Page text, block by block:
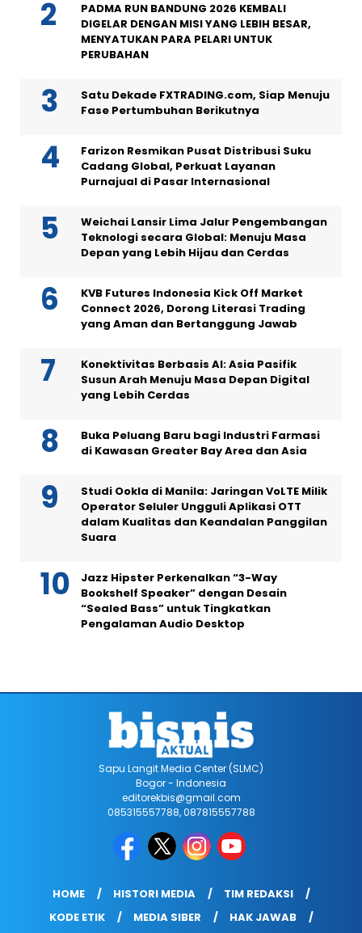
PADMA RUN BANDUNG 2026 KEMBALI
DIGELAR DENGAN MISI YANG LEBIH BESAR,
MENYATUKAN PARA PELARI UNTUK
PERUBAHAN
Satu Dekade FXTRADING.com, Siap Menuju
Fase Pertumbuhan Berikutnya
Farizon Resmikan Pusat Distribusi Suku
Cadang Global, Perkuat Layanan
Purnajual di Pasar Internasional
Weichai Lansir Lima Jalur Pengembangan
Teknologi secara Global: Menuju Masa
Depan yang Lebih Hijau dan Cerdas
KVB Futures Indonesia Kick Off Market
Connect 2026, Dorong Literasi Trading
yang Aman dan Bertanggung Jawab
Konektivitas Berbasis AI: Asia Pasifik
Susun Arah Menuju Masa Depan Digital
yang Lebih Cerdas
Buka Peluang Baru bagi Industri Farmasi
di Kawasan Greater Bay Area dan Asia
Studi Ookla di Manila: Jaringan VoLTE Milik
Operator Seluler Ungguli Aplikasi OTT
dalam Kualitas dan Keandalan Panggilan
Suara
Jazz Hipster Perkenalkan “3-Way
Bookshelf Speaker” dengan Desain
“Sealed Bass” untuk Tingkatkan
Pengalaman Audio Desktop
Sapu Langit Media Center (SLMC)
Bogor - Indonesia
editorekbis@gmail.com
085315557788, 087815557788
HOME HISTORI MEDIA
TIM REDAKSI
KODE ETIK
MEDIA SIBER HAK JAWAB